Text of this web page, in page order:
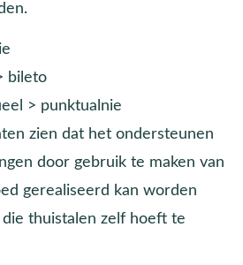
bileto
> punktualnie
zien dat het ondersteunen
door gebruik te maken van
gerealiseerd kan worden
thuistalen zelf hoeft te